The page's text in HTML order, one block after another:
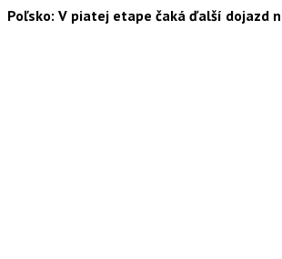
Poľsko: V piatej etape čaká ďalší dojazd